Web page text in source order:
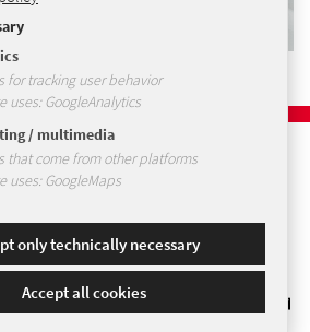
Imprint
Privacybeleid
en Condities
for tracking user behavior
uses: GoogleAnalytics
/ multimedia
that come from other platforms
uses: GoogleMaps
only technically necessary
Accept all cookies